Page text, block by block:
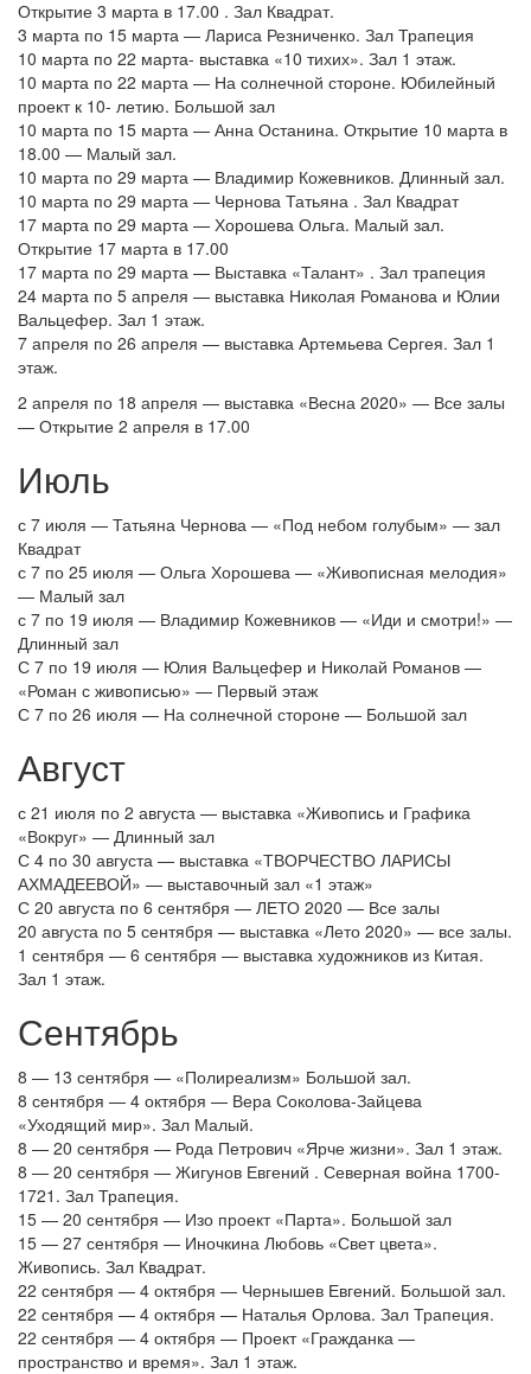
Открытие 3 марта в 17.00 . Зал Квадрат.
3 марта по 15 марта — Лариса Резниченко. Зал Трапеция
10 марта по 22 марта- выставка «10 тихих». Зал 1 этаж.
10 марта по 22 марта — На солнечной стороне. Юбилейный
проект к 10- летию. Большой зал
10 марта по 15 марта — Анна Останина. Открытие 10 марта в
18.00 — Малый зал.
10 марта по 29 марта — Владимир Кожевников. Длинный зал.
10 марта по 29 марта — Чернова Татьяна . Зал Квадрат
17 марта по 29 марта — Хорошева Ольга. Малый зал.
Открытие 17 марта в 17.00
17 марта по 29 марта — Выставка «Талант» . Зал трапеция
24 марта по 5 апреля — выставка Николая Романова и Юлии
Вальцефер. Зал 1 этаж.
7 апреля по 26 апреля — выставка Артемьева Сергея. Зал 1
этаж.
2 апреля по 18 апреля — выставка «Весна 2020» — Все залы
— Открытие 2 апреля в 17.00
Июль
с 7 июля — Татьяна Чернова — «Под небом голубым» — зал
Квадрат
с 7 по 25 июля — Ольга Хорошева — «Живописная мелодия»
— Малый зал
с 7 по 19 июля — Владимир Кожевников — «Иди и смотри!» —
Длинный зал
С 7 по 19 июля — Юлия Вальцефер и Николай Романов —
«Роман с живописью» — Первый этаж
С 7 по 26 июля — На солнечной стороне — Большой зал
Август
с 21 июля по 2 августа — выставка «Живопись и Графика
«Вокруг» — Длинный зал
С 4 по 30 августа — выставка «ТВОРЧЕСТВО ЛАРИСЫ
АХМАДЕЕВОЙ» — выставочный зал «1 этаж»
С 20 августа по 6 сентября — ЛЕТО 2020 — Все залы
20 августа по 5 сентября — выставка «Лето 2020» — все залы.
1 сентября — 6 сентября — выставка художников из Китая.
Зал 1 этаж.
Сентябрь
8 — 13 сентября — «Полиреализм» Большой зал.
8 сентября — 4 октября — Вера Соколова-Зайцева
«Уходящий мир». Зал Малый.
8 — 20 сентября — Рода Петрович «Ярче жизни». Зал 1 этаж.
8 — 20 сентября — Жигунов Евгений . Северная война 1700-
1721. Зал Трапеция.
15 — 20 сентября — Изо проект «Парта». Большой зал
15 — 27 сентября — Иночкина Любовь «Свет цвета».
Живопись. Зал Квадрат.
22 сентября — 4 октября — Чернышев Евгений. Большой зал.
22 сентября — 4 октября — Наталья Орлова. Зал Трапеция.
22 сентября — 4 октября — Проект «Гражданка —
пространство и время». Зал 1 этаж.